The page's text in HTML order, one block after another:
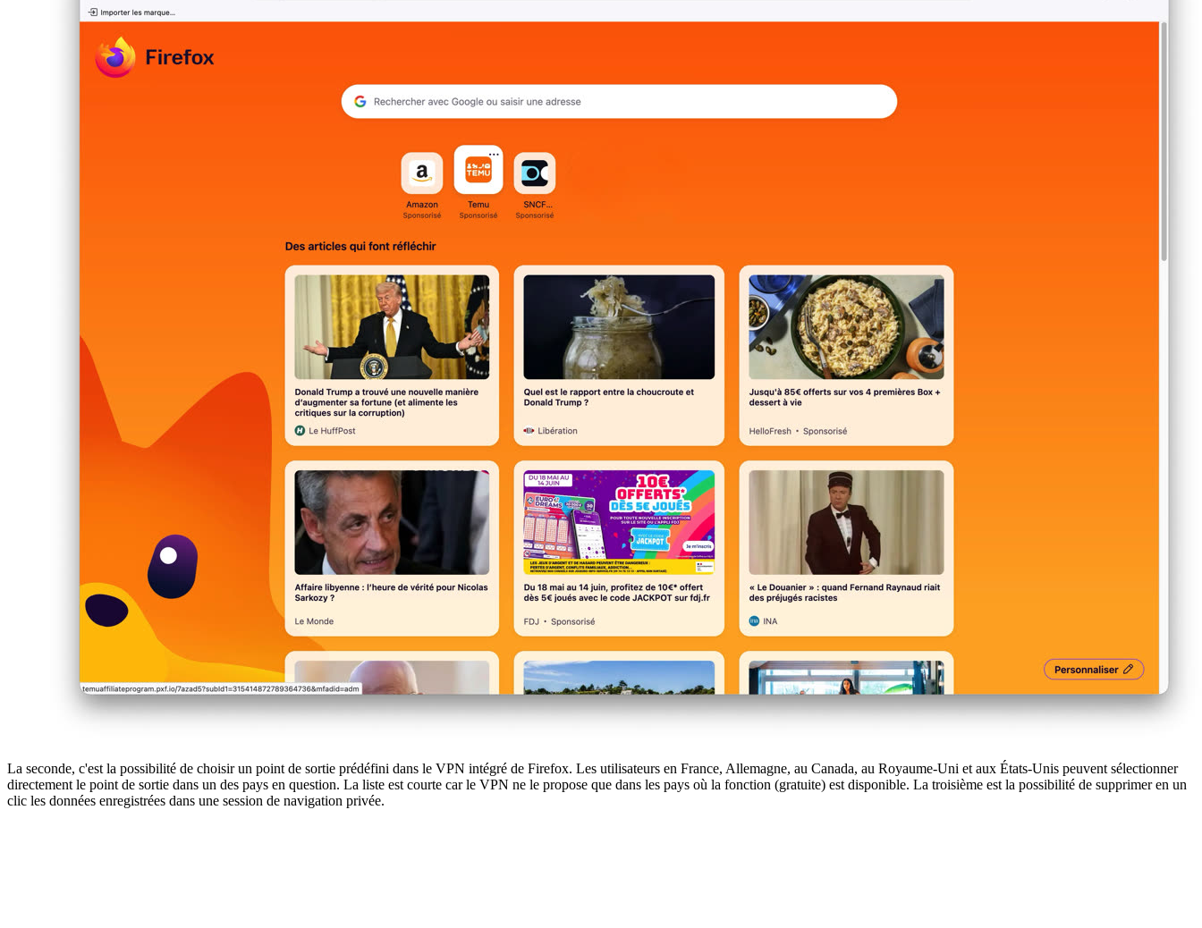
La seconde, c'est la possibilité de choisir un point de sortie prédéfini dans le VPN intégré de Firefox. Les utilisateurs en France, Allemagne, au Canada, au Royaume-Uni et aux États-Unis peuvent sélectionner
directement le point de sortie dans un des pays en question. La liste est courte car le VPN ne le propose que dans les pays où la fonction (gratuite) est disponible. La troisième est la possibilité de supprimer en un
clic les données enregistrées dans une session de navigation privée.